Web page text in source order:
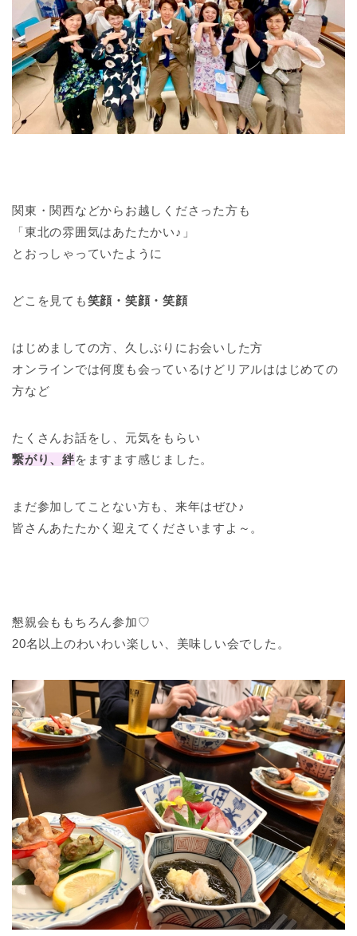
関東・関西などからお越しくださった方も
「東北の雰囲気はあたたかい♪」
とおっしゃっていたように
どこを見ても笑顔・笑顔・笑顔
はじめましての方、久しぶりにお会いした方
オンラインでは何度も会っているけどリアルははじめての
方など
たくさんお話をし、元気をもらい
繋がり、絆をますます感じました。
まだ参加してことない方も、来年はぜひ♪
皆さんあたたかく迎えてくださいますよ～。
懇親会ももちろん参加♡
20名以上のわいわい楽しい、美味しい会でした。